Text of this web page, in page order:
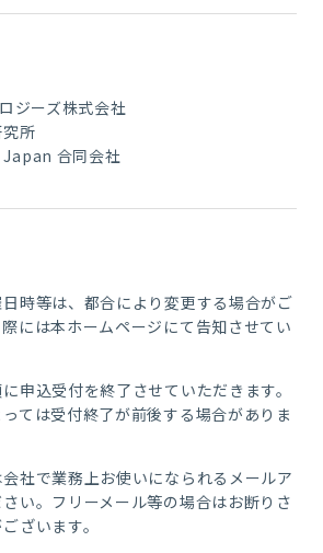
ジーズ株式会社
所
合同会社
時等は、都合により変更する場合がご
には本ホームページにて告知させてい
申込受付を終了させていただきます。
ては受付終了が前後する場合がありま
社で業務上お使いになられるメールア
い。フリーメール等の場合はお断りさ
ざいます。